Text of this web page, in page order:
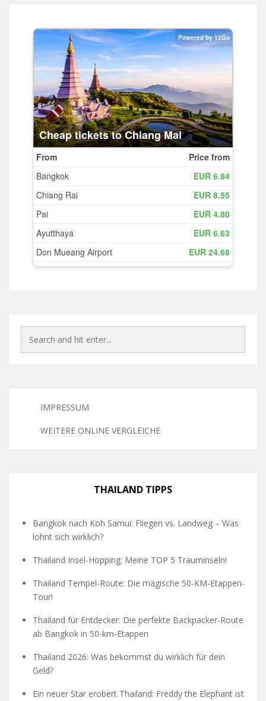
IMPRESSUM
WEITERE ONLINE VERGLEICHE
THAILAND TIPPS
Bangkok nach Koh Samui: Fliegen vs. Landweg – Was
lohnt sich wirklich?
Thailand Insel-Hopping: Meine TOP 5 Trauminseln!
Thailand Tempel-Route: Die magische 50-KM-Etappen-
Tour!
Thailand für Entdecker: Die perfekte Backpacker-Route
ab Bangkok in 50-km-Etappen
Thailand 2026: Was bekommst du wirklich für dein
Geld?
Ein neuer Star erobert Thailand: Freddy the Elephant ist